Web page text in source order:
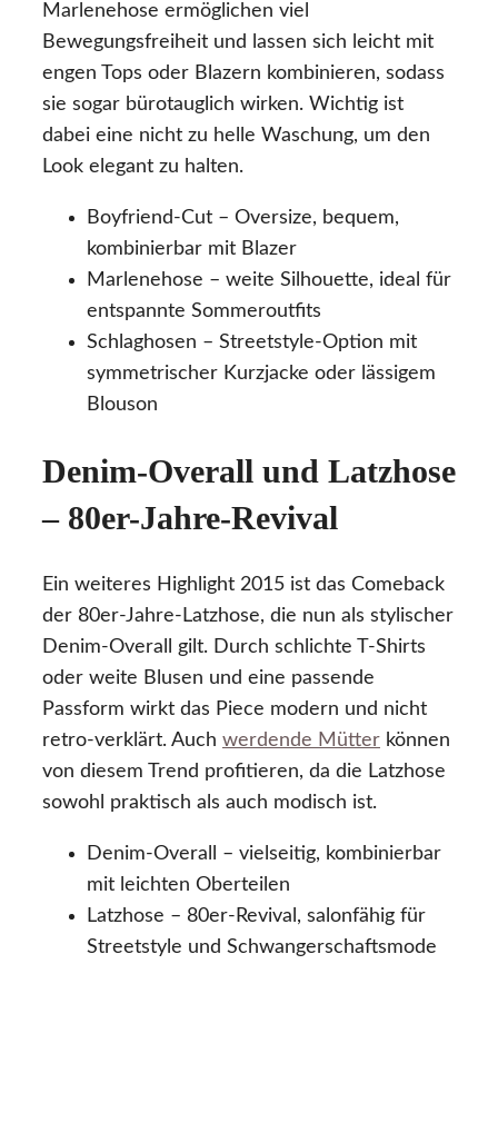
Marlenehose ermöglichen viel
Bewegungsfreiheit und lassen sich leicht mit
engen Tops oder Blazern kombinieren, sodass
sie sogar bürotauglich wirken. Wichtig ist
dabei eine nicht zu helle Waschung, um den
Look elegant zu halten.
Boyfriend-Cut – Oversize, bequem,
kombinierbar mit Blazer
Marlenehose – weite Silhouette, ideal für
entspannte Sommeroutfits
Schlaghosen – Streetstyle-Option mit
symmetrischer Kurzjacke oder lässigem
Blouson
Denim-Overall und Latzhose
– 80er-Jahre-Revival
Ein weiteres Highlight 2015 ist das Comeback
der 80er-Jahre-Latzhose, die nun als stylischer
Denim-Overall gilt. Durch schlichte T-Shirts
oder weite Blusen und eine passende
Passform wirkt das Piece modern und nicht
retro-verklärt. Auch werdende Mütter können
von diesem Trend profitieren, da die Latzhose
sowohl praktisch als auch modisch ist.
Denim-Overall – vielseitig, kombinierbar
mit leichten Oberteilen
Latzhose – 80er-Revival, salonfähig für
Streetstyle und Schwangerschaftsmode